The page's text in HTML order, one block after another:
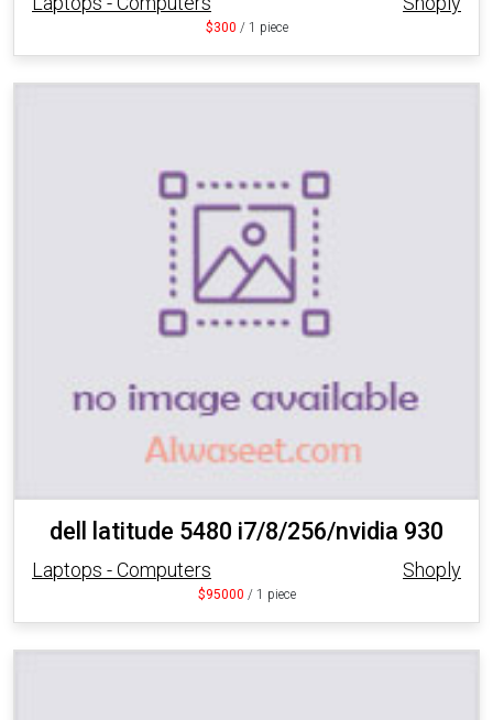
$300 / 1 piece
dell latitude 5480 i7/8/256/nvidia 930
Laptops - Computers Shoply
$95000 / 1 piece